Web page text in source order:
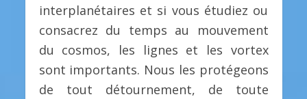
interplanétaires et si vous étudiez ou
consacrez du temps au mouvement
du cosmos, les lignes et les vortex
sont importants. Nous les protégeons
de tout détournement, de toute